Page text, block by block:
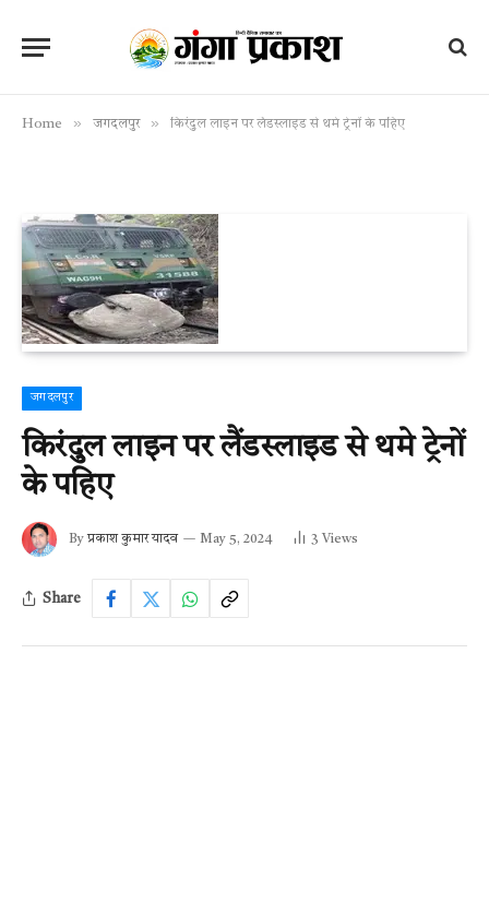
Home » जगदलपुर » किरंदुल लाइन पर लैंडस्लाइड से थमे ट्रेनों के पहिए
जगदलपुर
किरंदुल लाइन पर लैंडस्लाइड से थमे ट्रेनों
के पहिए
By प्रकाश कुमार यादव May 5, 2024 3 Views
Share